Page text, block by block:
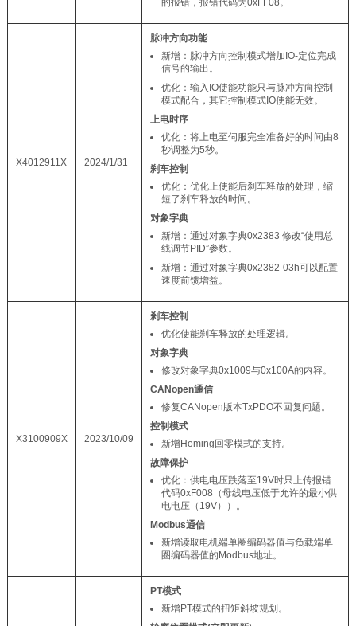
的报错，报错代码为0xFF08。
X4012911X 2024/1/31
脉冲方向功能
新增：脉冲方向控制模式增加IO-定位完成
信号的输出。
优化：输入IO使能功能只与脉冲方向控制
模式配合，其它控制模式IO使能无效。
上电时序
优化：将上电至伺服完全准备好的时间由8
秒调整为5秒。
刹车控制
优化：优化上使能后刹车释放的处理，缩
短了刹车释放的时间。
对象字典
新增：通过对象字典0x2383 修改“使用总
线调节PID”参数。
新增：通过对象字典0x2382-03h可以配置
速度前馈增益。
X3100909X 2023/10/09
刹车控制
优化使能刹车释放的处理逻辑。
对象字典
修改对象字典0x1009与0x100A的内容。
CANopen通信
修复CANopen版本TxPDO不回复问题。
控制模式
新增Homing回零模式的支持。
故障保护
优化：供电电压跌落至19V时只上传报错
代码0xF008（母线电压低于允许的最小供
电电压（19V））。
Modbus通信
新增读取电机端单圈编码器值与负载端单
圈编码器值的Modbus地址。
PT模式
新增PT模式的扭矩斜坡规划。